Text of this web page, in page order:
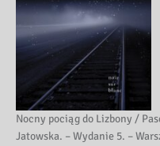
Nocny pociąg do Lizbony /
Jatowska. – Wydanie 5. –